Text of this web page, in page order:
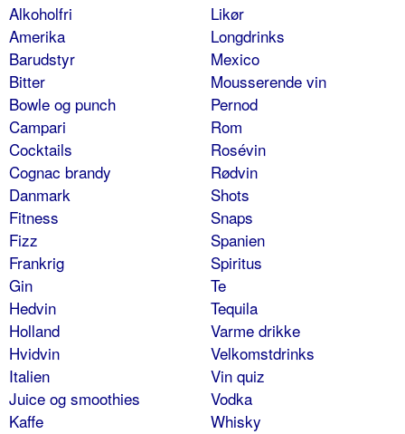
Alkoholfri
Amerika
Barudstyr
Bitter
Bowle og punch
Campari
Cocktails
Cognac brandy
Danmark
Fitness
Fizz
Frankrig
Gin
Hedvin
Holland
Hvidvin
Italien
Juice og smoothies
Kaffe
Likør
Longdrinks
Mexico
Mousserende vin
Pernod
Rom
Rosévin
Rødvin
Shots
Snaps
Spanien
Spiritus
Te
Tequila
Varme drikke
Velkomstdrinks
Vin quiz
Vodka
Whisky